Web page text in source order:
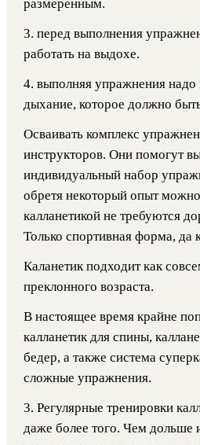
размеренным.
3. перед выполнения
работать на выдохе.
4. выполняя упражнения надо
дыхание, которое должно
Осваивать комплекс
инструкторов. Они помогут
индивидуальный набор
обретя некоторый опыт
калланетикой не требуются
Только спортивная форма, да
Каланетик подходит как
преклонного возраста.
В настоящее время крайне
калланетик для спины,
бедер, а также система
сложные упражнения.
3. Регулярные тренировки
даже более того. Чем дольше